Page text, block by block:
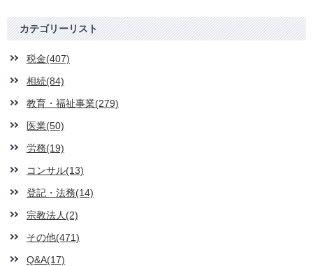
カテゴリーリスト
税金(407)
相続(84)
教育・福祉事業(279)
医業(50)
労務(19)
コンサル(13)
登記・法務(14)
宗教法人(2)
その他(471)
Q&A(17)